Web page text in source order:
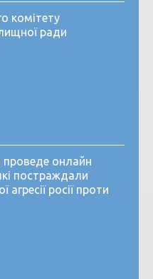
комітету
ради
онлайн
постраждали
агресії росії проти